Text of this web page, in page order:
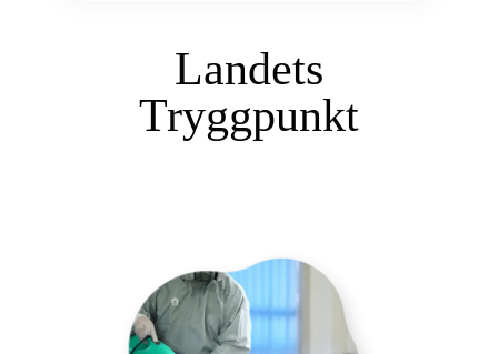
Landets
Tryggpunkt